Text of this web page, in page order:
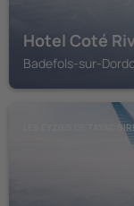
Hotel Coté
Badefols-sur-
LES EYZIES DE TAYAC